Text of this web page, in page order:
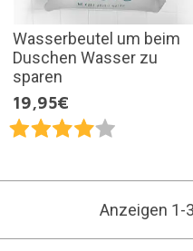
Wasserbeutel um beim
Duschen Wasser zu
sparen
19,95€
Anzeigen 1-